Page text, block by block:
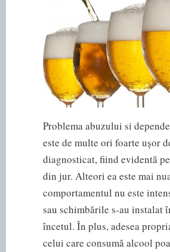
Problema abuzului si
este de multe ori foarte ușor
diagnosticat, fiind evidentă
din jur. Alteori ea este mai
comportamentul nu este
sau schimbările s-au instalat
încetul. În plus, adesea
celui care consumă alcool